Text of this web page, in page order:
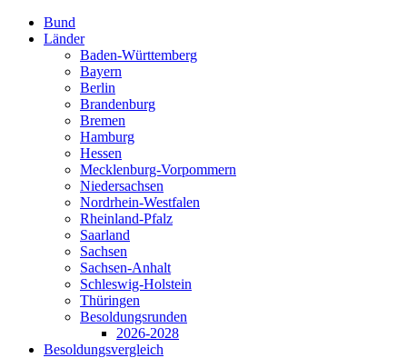
Bund
Länder
Baden-Württemberg
Bayern
Berlin
Brandenburg
Bremen
Hamburg
Hessen
Mecklenburg-Vorpommern
Niedersachsen
Nordrhein-Westfalen
Rheinland-Pfalz
Saarland
Sachsen
Sachsen-Anhalt
Schleswig-Holstein
Thüringen
Besoldungsrunden
2026-2028
Besoldungsvergleich